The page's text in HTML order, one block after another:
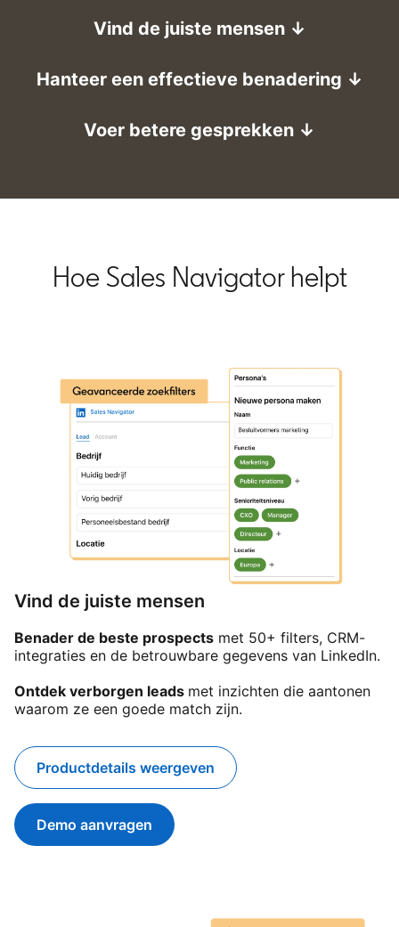
Vind de juiste mensen ↓
Hanteer een effectieve benadering ↓
Voer betere gesprekken ↓
Hoe Sales Navigator helpt
Vind de juiste mensen
Benader de beste prospects met 50+ filters, CRM-
integraties en de betrouwbare gegevens van LinkedIn.
Ontdek verborgen leads met inzichten die aantonen
waarom ze een goede match zijn.
Productdetails weergeven
Demo aanvragen